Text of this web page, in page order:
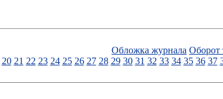
Обложка журнала Оборот
20 21 22 23 24 25 26 27 28 29 30 31 32 33 34 35 36 37